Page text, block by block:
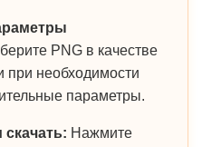
PNG в качестве
необходимости
параметры.
скачать: Нажмите